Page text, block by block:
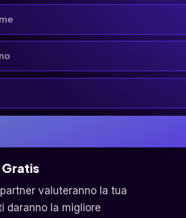
valuteranno la tua
daranno la migliore